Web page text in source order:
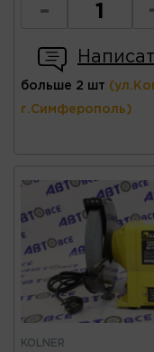
-
больше 2 шт
г.Симферополь)
KOLNER